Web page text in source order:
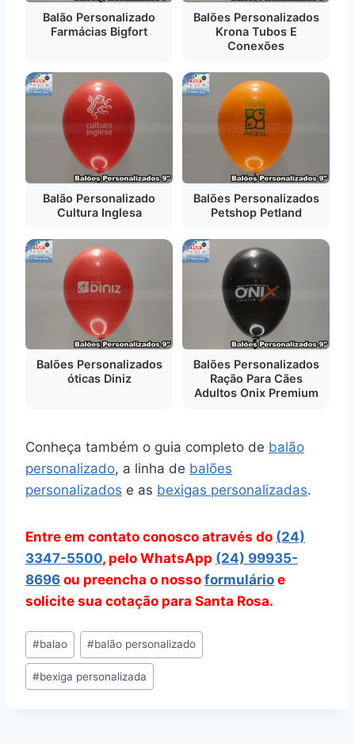
Balão Personalizado
Farmácias Bigfort
Balões Personalizados
Krona Tubos E
Conexões
Balão Personalizado
Cultura Inglesa
Balões Personalizados
Petshop Petland
Balões Personalizados
óticas Diniz
Balões Personalizados
Ração Para Cães
Adultos Onix Premium
Conheça também o guia completo de balão
personalizado, a linha de balões
personalizados e as bexigas personalizadas.
Entre em contato conosco através do (24)
3347-5500, pelo WhatsApp (24) 99935-
8696 ou preencha o nosso formulário e
solicite sua cotação para Santa Rosa.
Tags
do
Post:
#balao #balão personalizado
#bexiga personalizada